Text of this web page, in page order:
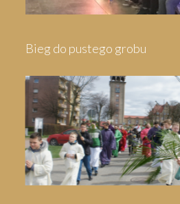
Pielgrzymka do Wejherowa